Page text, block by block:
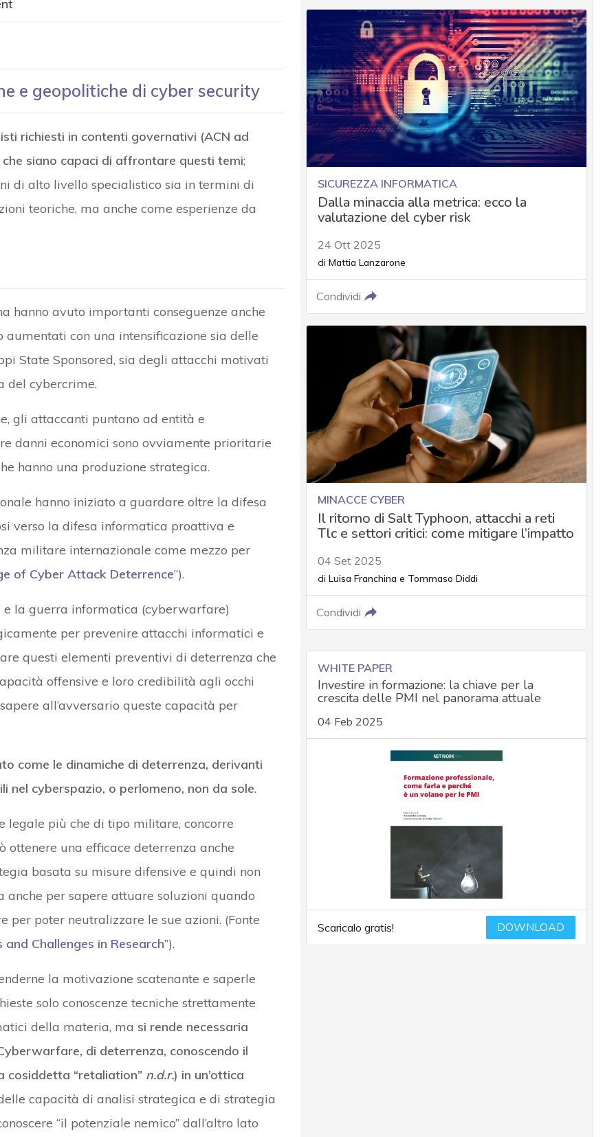
e geopolitiche di cyber security
richiesti in contenti governativi (ACN ad
siano capaci di affrontare questi temi;
di alto livello specialistico sia in termini di
teoriche, ma anche come esperienze da
hanno avuto importanti conseguenze anche
con una intensificazione sia delle
State Sponsored, sia degli attacchi motivati
del cybercrime.
gli attaccanti puntano ad entità e
danni economici sono ovviamente prioritarie
hanno una produzione strategica.
hanno iniziato a guardare oltre la difesa
verso la difesa informatica proattiva e
militare internazionale come mezzo per
of Cyber Attack Deterrence”).
la guerra informatica (cyberwarfare)
per prevenire attacchi informatici e
questi elementi preventivi di deterrenza che
offensive e loro credibilità agli occhi
all’avversario queste capacità per
come le dinamiche di deterrenza, derivanti
nel cyberspazio, o perlomeno, non da sole.
legale più che di tipo militare, concorre
una efficace deterrenza anche
basata su misure difensive e quindi non
per sapere attuare soluzioni quando
per poter neutralizzare le sue azioni. (Fonte
Challenges in Research”).
la motivazione scatenante e saperle
solo conoscenze tecniche strettamente
della materia, ma si rende necessaria
di deterrenza, conoscendo il
cosiddetta “retaliation” n.d.r.) in un’ottica
capacità di analisi strategica e di strategia
“il potenziale nemico” dall’altro lato
SICUREZZA INFORMATICA
Dalla minaccia alla metrica: ecco la
valutazione del cyber risk
24 Ott 2025
di Mattia Lanzarone
Condividi
MINACCE CYBER
Il ritorno di Salt Typhoon, attacchi a reti
Tlc e settori critici: come mitigare l’impatto
04 Set 2025
di Luisa Franchina e Tommaso Diddi
Condividi
WHITE PAPER
Investire in formazione: la chiave per la
crescita delle PMI nel panorama attuale
04 Feb 2025
Scaricalo gratis! DOWNLOAD